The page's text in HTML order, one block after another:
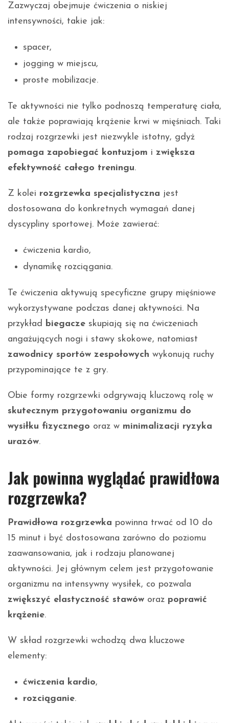
Zazwyczaj obejmuje ćwiczenia o niskiej
intensywności, takie jak:
spacer,
jogging w miejscu,
proste mobilizacje.
Te aktywności nie tylko podnoszą temperaturę ciała,
ale także poprawiają krążenie krwi w mięśniach. Taki
rodzaj rozgrzewki jest niezwykle istotny, gdyż
pomaga zapobiegać kontuzjom i zwiększa
efektywność całego treningu.
Z kolei rozgrzewka specjalistyczna jest
dostosowana do konkretnych wymagań danej
dyscypliny sportowej. Może zawierać:
ćwiczenia kardio,
dynamikę rozciągania.
Te ćwiczenia aktywują specyficzne grupy mięśniowe
wykorzystywane podczas danej aktywności. Na
przykład biegacze skupiają się na ćwiczeniach
angażujących nogi i stawy skokowe, natomiast
zawodnicy sportów zespołowych wykonują ruchy
przypominające te z gry.
Obie formy rozgrzewki odgrywają kluczową rolę w
skutecznym przygotowaniu organizmu do
wysiłku fizycznego oraz w minimalizacji ryzyka
urazów.
Jak powinna wyglądać prawidłowa
rozgrzewka?
Prawidłowa rozgrzewka powinna trwać od 10 do
15 minut i być dostosowana zarówno do poziomu
zaawansowania, jak i rodzaju planowanej
aktywności. Jej głównym celem jest przygotowanie
organizmu na intensywny wysiłek, co pozwala
zwiększyć elastyczność stawów oraz poprawić
krążenie.
W skład rozgrzewki wchodzą dwa kluczowe
elementy:
ćwiczenia kardio,
rozciąganie.